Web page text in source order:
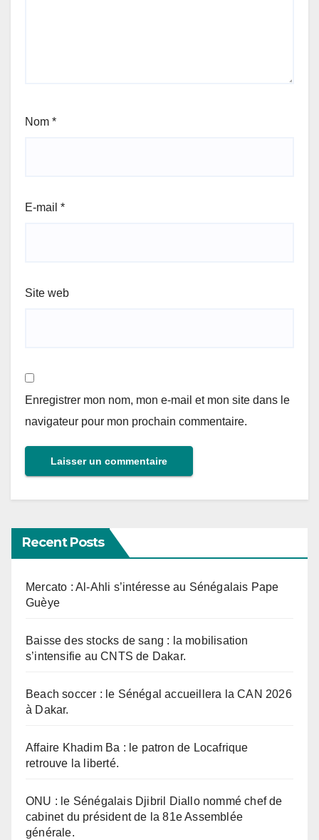
Nom *
E-mail *
Site web
Enregistrer mon nom, mon e-mail et mon site dans le
navigateur pour mon prochain commentaire.
Recent Posts
Mercato : Al-Ahli s’intéresse au Sénégalais Pape
Guèye
Baisse des stocks de sang : la mobilisation
s’intensifie au CNTS de Dakar.
Beach soccer : le Sénégal accueillera la CAN 2026
à Dakar.
Affaire Khadim Ba : le patron de Locafrique
retrouve la liberté.
ONU : le Sénégalais Djibril Diallo nommé chef de
cabinet du président de la 81e Assemblée
générale.